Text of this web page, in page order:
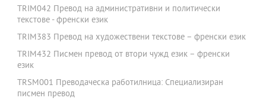
TRIM042 Превод на административни и политически
текстове - френски език
TRIM383 Превод на художествени текстове – френски език
TRIM432 Писмен превод от втори чужд език – френски
език
TRSM001 Преводаческа работилница: Специализиран
писмен превод